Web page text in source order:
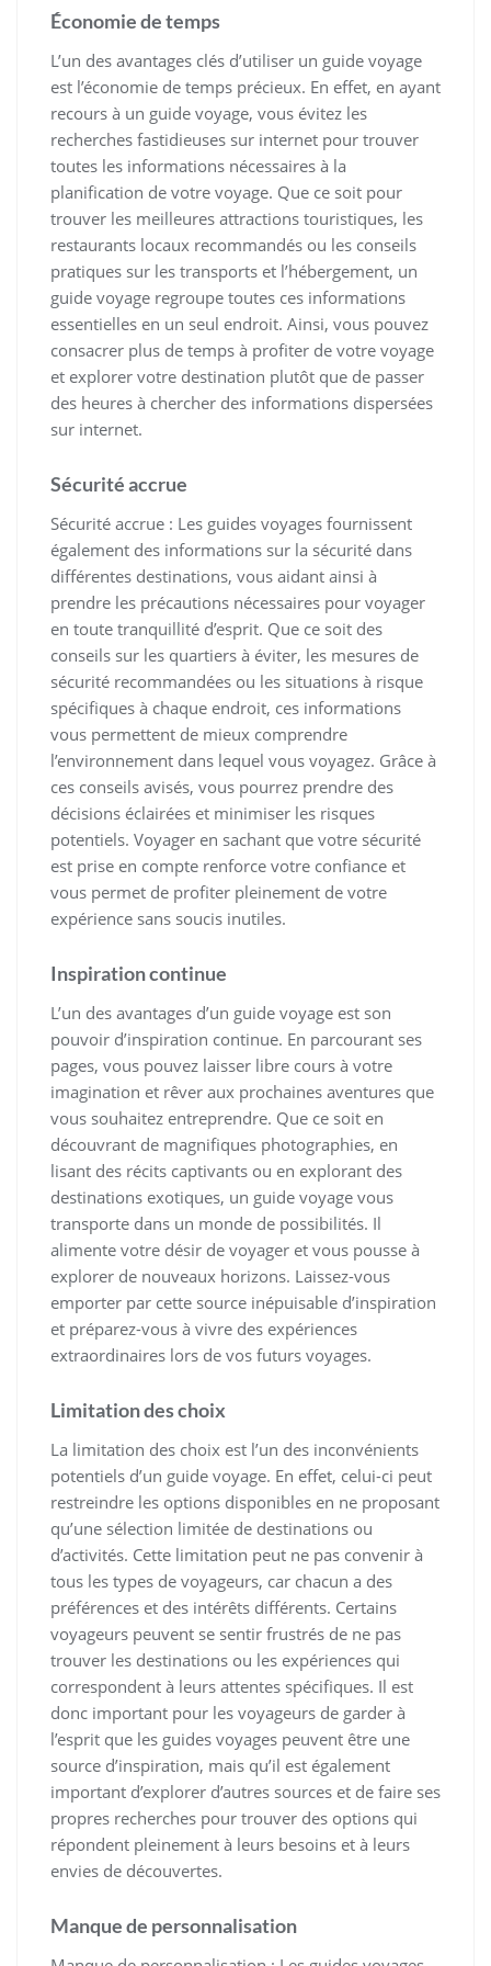
Économie de temps
L’un des avantages clés d’utiliser un guide voyage
est l’économie de temps précieux. En effet, en ayant
recours à un guide voyage, vous évitez les
recherches fastidieuses sur internet pour trouver
toutes les informations nécessaires à la
planification de votre voyage. Que ce soit pour
trouver les meilleures attractions touristiques, les
restaurants locaux recommandés ou les conseils
pratiques sur les transports et l’hébergement, un
guide voyage regroupe toutes ces informations
essentielles en un seul endroit. Ainsi, vous pouvez
consacrer plus de temps à profiter de votre voyage
et explorer votre destination plutôt que de passer
des heures à chercher des informations dispersées
sur internet.
Sécurité accrue
Sécurité accrue : Les guides voyages fournissent
également des informations sur la sécurité dans
différentes destinations, vous aidant ainsi à
prendre les précautions nécessaires pour voyager
en toute tranquillité d’esprit. Que ce soit des
conseils sur les quartiers à éviter, les mesures de
sécurité recommandées ou les situations à risque
spécifiques à chaque endroit, ces informations
vous permettent de mieux comprendre
l’environnement dans lequel vous voyagez. Grâce à
ces conseils avisés, vous pourrez prendre des
décisions éclairées et minimiser les risques
potentiels. Voyager en sachant que votre sécurité
est prise en compte renforce votre confiance et
vous permet de profiter pleinement de votre
expérience sans soucis inutiles.
Inspiration continue
L’un des avantages d’un guide voyage est son
pouvoir d’inspiration continue. En parcourant ses
pages, vous pouvez laisser libre cours à votre
imagination et rêver aux prochaines aventures que
vous souhaitez entreprendre. Que ce soit en
découvrant de magnifiques photographies, en
lisant des récits captivants ou en explorant des
destinations exotiques, un guide voyage vous
transporte dans un monde de possibilités. Il
alimente votre désir de voyager et vous pousse à
explorer de nouveaux horizons. Laissez-vous
emporter par cette source inépuisable d’inspiration
et préparez-vous à vivre des expériences
extraordinaires lors de vos futurs voyages.
Limitation des choix
La limitation des choix est l’un des inconvénients
potentiels d’un guide voyage. En effet, celui-ci peut
restreindre les options disponibles en ne proposant
qu’une sélection limitée de destinations ou
d’activités. Cette limitation peut ne pas convenir à
tous les types de voyageurs, car chacun a des
préférences et des intérêts différents. Certains
voyageurs peuvent se sentir frustrés de ne pas
trouver les destinations ou les expériences qui
correspondent à leurs attentes spécifiques. Il est
donc important pour les voyageurs de garder à
l’esprit que les guides voyages peuvent être une
source d’inspiration, mais qu’il est également
important d’explorer d’autres sources et de faire ses
propres recherches pour trouver des options qui
répondent pleinement à leurs besoins et à leurs
envies de découvertes.
Manque de personnalisation